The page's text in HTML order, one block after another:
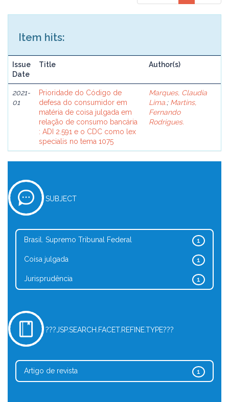
Item hits:
Issue
Date
Title Author(s)
2021-
01
Prioridade do Código de
defesa do consumidor em
matéria de coisa julgada em
relação de consumo bancária
: ADI 2.591 e o CDC como lex
specialis no tema 1075
Marques, Claudia
Lima.; Martins,
Fernando
Rodrigues.
SUBJECT
1
Brasil. Supremo Tribunal Federal
1
Coisa julgada
1
Jurisprudência
???JSP.SEARCH.FACET.REFINE.TYPE???
1
Artigo de revista